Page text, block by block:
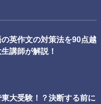
英作文の対策法を90点越
講師が解説！
大受験！？決断する前に